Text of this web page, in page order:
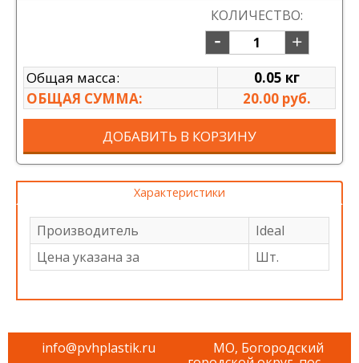
КОЛИЧЕСТВО:
Общая масса:
0.05 кг
ОБЩАЯ СУММА:
20.00 руб.
ДОБАВИТЬ В КОРЗИНУ
Характеристики
Производитель
Ideal
Цена указана за
Шт.
info@pvhplastik.ru
МО, Богородский